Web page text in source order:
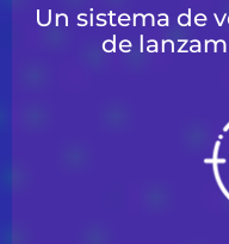
Un sistema de
de